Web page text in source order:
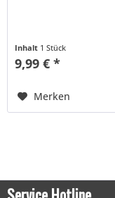
Inhalt 1 Stück
9,99 € *
Merken